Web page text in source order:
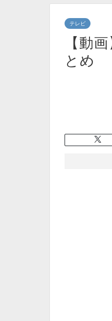
テレビ
【動
とめ